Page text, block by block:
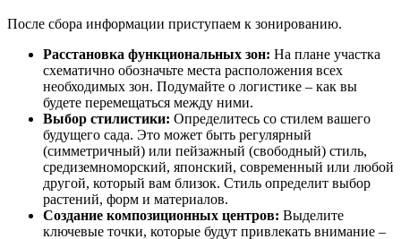
После сбора информации приступаем к зонированию.
Расстановка функциональных зон: На плане участка
схематично обозначьте места расположения всех
необходимых зон. Подумайте о логистике – как вы
будете перемещаться между ними.
Выбор стилистики: Определитесь со стилем вашего
будущего сада. Это может быть регулярный
(симметричный) или пейзажный (свободный) стиль,
средиземноморский, японский, современный или любой
другой, который вам близок. Стиль определит выбор
растений, форм и материалов.
Создание композиционных центров: Выделите
ключевые точки, которые будут привлекать внимание –